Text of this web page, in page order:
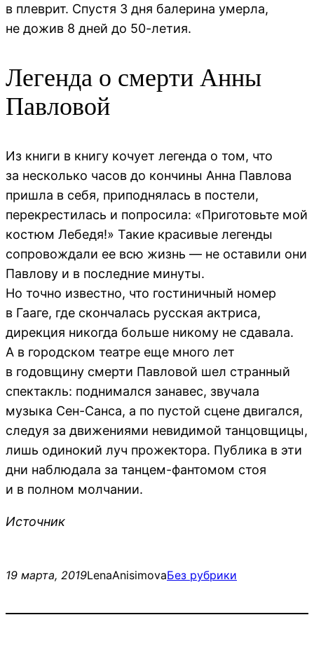
в плеврит. Спустя 3 дня балерина умерла,
не дожив 8 дней до 50-летия.
Легенда о смерти Анны
Павловой
Из книги в книгу кочует легенда о том, что
за несколько часов до кончины Анна Павлова
пришла в себя, приподнялась в постели,
перекрестилась и попросила: «Приготовьте мой
костюм Лебедя!» Такие красивые легенды
сопровождали ее всю жизнь — не оставили они
Павлову и в последние минуты.
Но точно известно, что гостиничный номер
в Гааге, где скончалась русская актриса,
дирекция никогда больше никому не сдавала.
А в городском театре еще много лет
в годовщину смерти Павловой шел странный
спектакль: поднимался занавес, звучала
музыка Сен-Санса, а по пустой сцене двигался,
следуя за движениями невидимой танцовщицы,
лишь одинокий луч прожектора. Публика в эти
дни наблюдала за танцем-фантомом стоя
и в полном молчании.
Источник
19 марта, 2019LenaAnisimovaБез рубрики